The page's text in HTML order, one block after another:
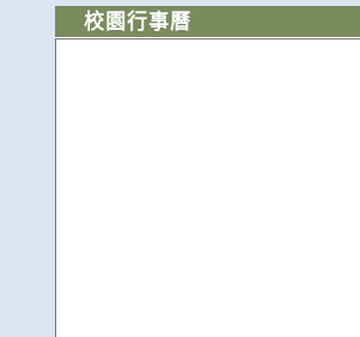
校園行事曆